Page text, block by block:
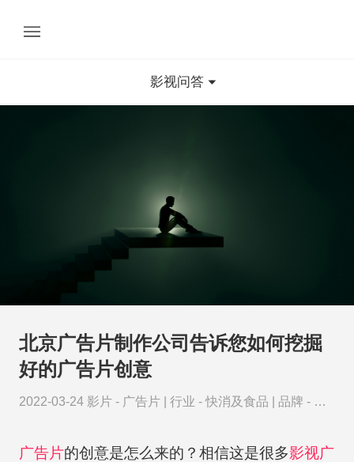
影视问答
北京广告片制作公司告诉您如何挖掘
好的广告片创意
2022-03-24 影片 - 广告片 行业 -快消及食品 品牌 - 蒙
广告片的创意是怎么来的？相信这是很多影视广